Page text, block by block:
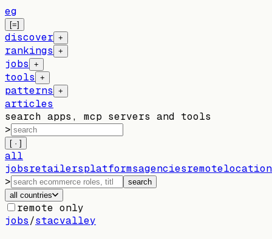
eg
[=]
discover +
rankings +
jobs +
tools +
patterns +
articles
search apps, mcp servers and tools
>
[ · ]
all
jobsretailersplatformsagenciesremote
>
search
all countries
remote only
jobs/stacvalley